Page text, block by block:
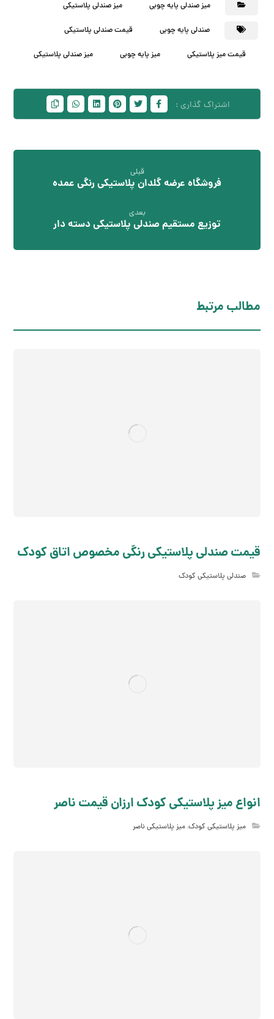
میز صندلی پایه چوبی میز صندلی پلاستیکی
صندلی پایه چوبی قیمت صندلی پلاستیکی
قیمت میز پلاستیکی میز پایه چوبی میز صندلی پلاستیکی
قبلی
فروشگاه عرضه گلدان پلاستیکی رنگی عمده
بعدی
توزیع مستقیم صندلی پلاستیکی دسته دار
مطالب مرتبط
قیمت صندلی پلاستیکی رنگی مخصوص اتاق کودک
صندلی پلاستیکی کودک
انواع میز پلاستیکی کودک ارزان قیمت ناصر
میز پلاستیکی کودک,میز پلاستیکی ناصر